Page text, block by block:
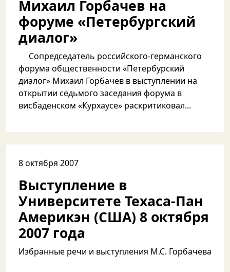
Михаил Горбачев на
форуме «Петербургский
диалог»
Сопредседатель российского-германского
форума общественности «Петербурский
диалог» Михаил Горбачев в выступлении на
открытии седьмого заседания форума в
висбаденском «Курхаусе» раскритиковал...
8 октября 2007
Выступление в
Университете Техаса-Пан
Америкэн (США) 8 октября
2007 года
Избранные речи и выступления М.С. Горбачева